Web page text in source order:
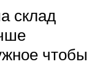
склад
чтобы